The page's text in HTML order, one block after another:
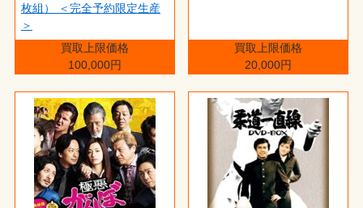
枚組） ＜完全予約限定生産
＞
買取上限価格
100,000円
買取上限価格
20,000円